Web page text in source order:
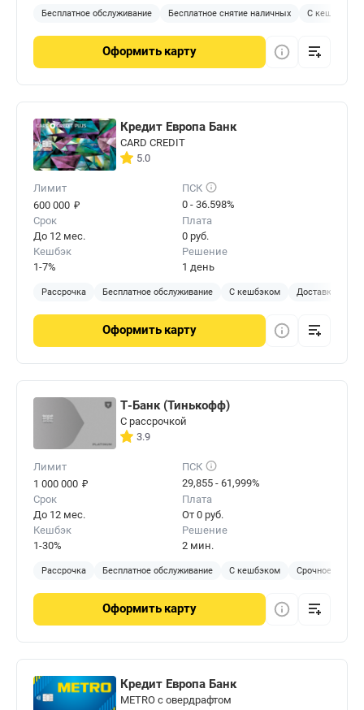
Бесплатное обслуживание Бесплатное снятие наличных С кешбэком
Оформить карту
Кредит Европа Банк
CARD CREDIT
5.0
Лимит
600 000 ₽
ПСК
0 - 36.598%
Срок
До 12 мес.
Плата
0 руб.
Кешбэк
1-7%
Решение
1 день
Рассрочка Бесплатное обслуживание С кешбэком Доставка на
Оформить карту
Т-Банк (Тинькофф)
С рассрочкой
3.9
Лимит
1 000 000 ₽
ПСК
29,855 - 61,999%
Срок
До 12 мес.
Плата
От 0 руб.
Кешбэк
1-30%
Решение
2 мин.
Рассрочка Бесплатное обслуживание С кешбэком Срочное
Оформить карту
Кредит Европа Банк
METRO с овердрафтом